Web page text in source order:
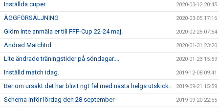
Inställda cuper 2020-03-12 20:45
ÄGGFÖRSÄLJNING 2020-03-05 17:16
Glöm inte anmäla er till FFF-Cup 22-24 maj. 2020-02-25 07:54
Ändrad Matchtid 2020-01-31 23:20
Lite ändrade träningstider på söndagar.... 2020-01-23 15:59
Inställd match idag. 2019-12-08 09:41
Ber om ursäkt det har blivit ngt fel med nästa helgs utskick. 2019-09-21 15:59
Schema inför lördag den 28 september 2019-09-20 22:55